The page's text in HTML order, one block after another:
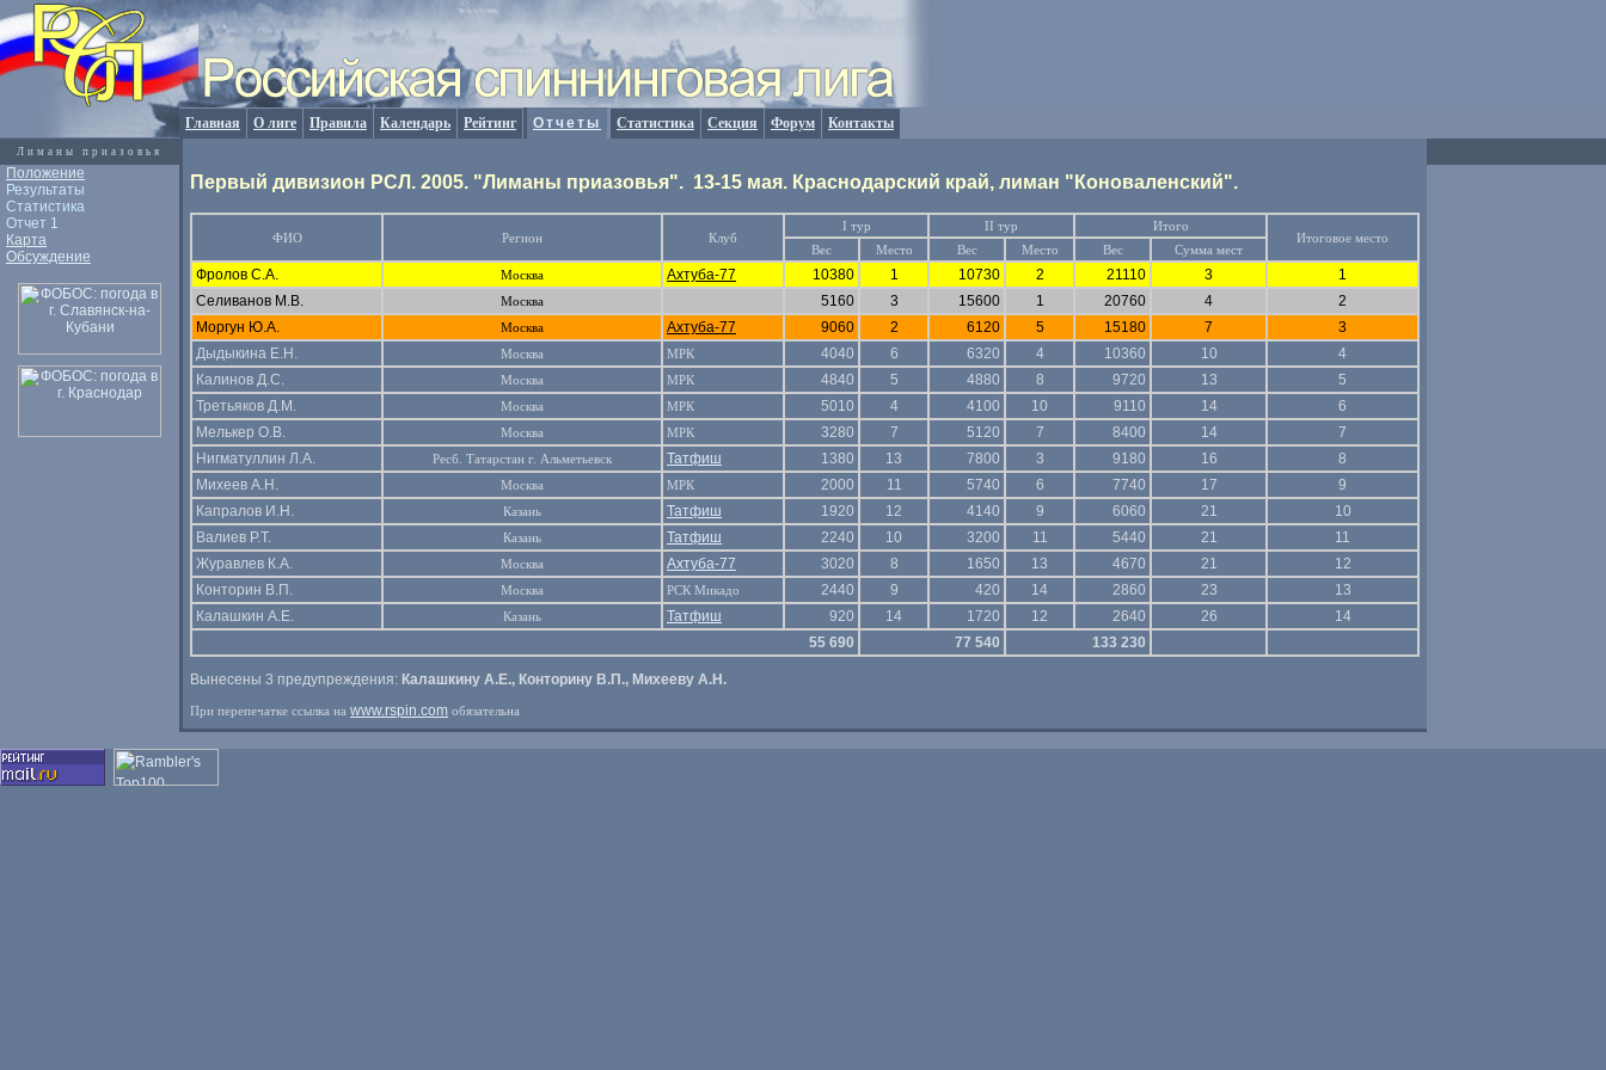
Главная О лиге Правила Календарь Рейтинг Отчеты Статистика Секция Форум Контакты
Лиманы приазовья
Положение
Результаты
Статистика
Отчет 1
Карта
Обсуждение
Первый дивизион РСЛ. 2005. "Лиманы приазовья". 13-15 мая. Краснодарский край, лиман "Коноваленский".
ФИО Регион Клуб
I тур II тур
Итого
Итоговое место
Вес
Место Вес Место Вес Сумма мест
Фролов С.А. Москва Ахтуба-77 10380 1 10730 2 21110 3
1
Селиванов М.В.
Москва 5160 3 15600 1 20760 4
2
Моргун Ю.А.
Москва Ахтуба-77 9060 2 6120 5 15180 7
3
Дыдыкина Е.Н.
Москва МРК 4040 6 6320 4 10360 10
4
Калинов Д.С.
Москва МРК 4840 5 4880 8 9720 13
5
Третьяков Д.М.
Москва МРК 5010 4 4100 10 9110 14
6
Мелькер О.В.
Москва МРК 3280 7 5120 7 8400 14
7
Нигматуллин Л.А.
Ресб. Татарстан г. Альметьевск Татфиш 1380 13 7800 3 9180 16
8
Михеев А.Н.
Москва МРК 2000 11 5740 6 7740 17
9
Капралов И.Н.
Казань Татфиш 1920 12 4140 9 6060 21
10
Валиев Р.Т.
Казань Татфиш 2240 10 3200 11 5440 21
11
Журавлев К.А.
Москва Ахтуба-77 3020 8 1650 13 4670 21
12
Конторин В.П.
Москва РСК Микадо 2440 9 420 14 2860 23
13
Калашкин А.Е.
Казань Татфиш 920 14 1720 12 2640 26
14
55 690
77 540 133 230
Вынесены 3 предупреждения: Калашкину А.Е., Конторину В.П., Михееву А.Н.
При перепечатке ссылка на www.rspin.com обязательна